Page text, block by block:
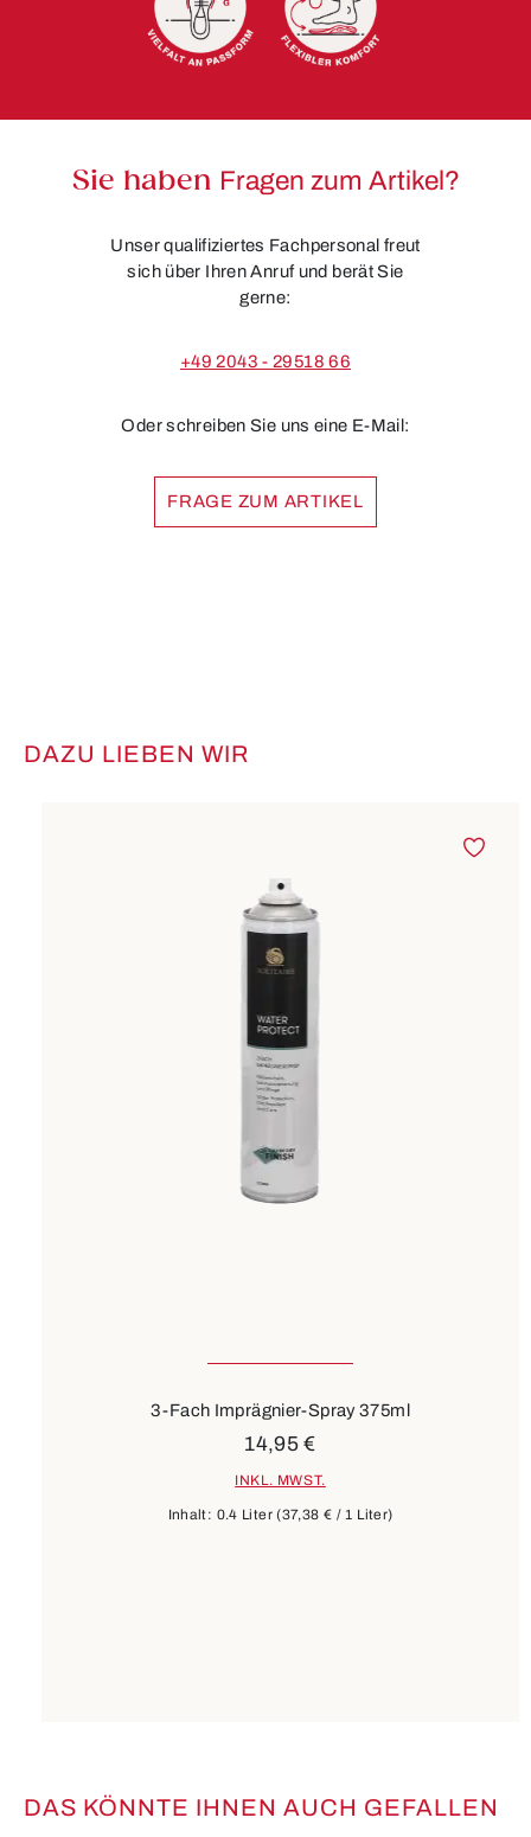
Sie haben Fragen zum Artikel?
Unser qualifiziertes Fachpersonal freut
sich über Ihren Anruf und berät Sie
gerne:
+49 2043 - 29518 66
Oder schreiben Sie uns eine E-Mail:
FRAGE ZUM ARTIKEL
Produktgalerie überspringen
DAZU LIEBEN WIR
3-Fach Imprägnier-Spray 375ml
Inhalt: 0.4 Liter(37,38 € / 1 Liter)
14,95 €
INKL. MWST.
Produktgalerie überspringen
DAS KÖNNTE IHNEN AUCH GEFALLEN